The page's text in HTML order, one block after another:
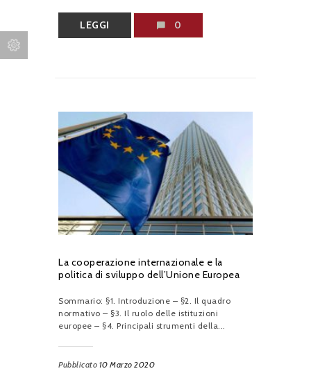
LEGGI 0
La cooperazione internazionale e la
politica di sviluppo dell’Unione Europea
Sommario: §1. Introduzione – §2. Il quadro
normativo – §3. Il ruolo delle istituzioni
europee – §4. Principali strumenti della...
Pubblicato 10 Marzo 2020